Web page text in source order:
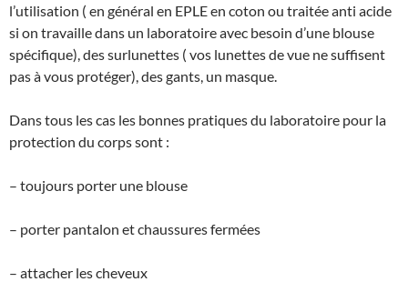
l’utilisation ( en général en EPLE en coton ou traitée anti acide
si on travaille dans un laboratoire avec besoin d’une blouse
spécifique), des surlunettes ( vos lunettes de vue ne suffisent
pas à vous protéger), des gants, un masque.
Dans tous les cas les bonnes pratiques du laboratoire pour la
protection du corps sont :
– toujours porter une blouse
– porter pantalon et chaussures fermées
– attacher les cheveux